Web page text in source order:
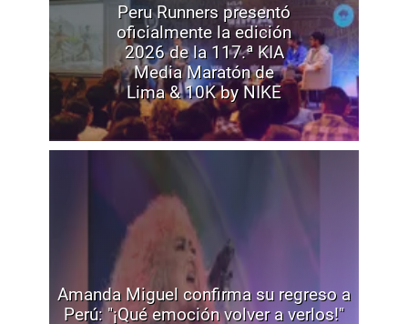
Peru Runners presentó
oficialmente la edición
2026 de la 117.ª KIA
Media Maratón de
Lima & 10K by NIKE
Amanda Miguel confirma su regreso a
Perú: "¡Qué emoción volver a verlos!"